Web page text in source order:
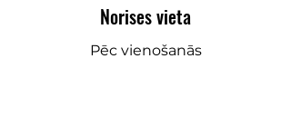
Norises vieta
​Pēc vienošanās